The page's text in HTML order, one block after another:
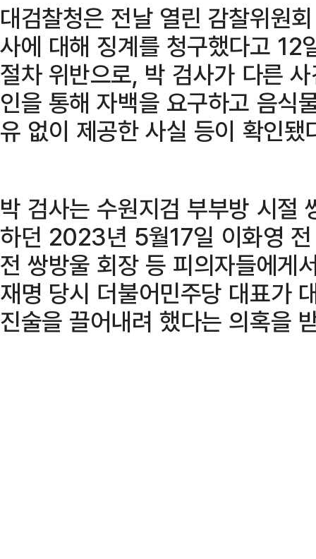
대검찰청은 전날 열린 감찰위원
사에 대해 징계를 청구했다고 12
절차 위반으로, 박 검사가 다른
인을 통해 자백을 요구하고 음식
유 없이 제공한 사실 등이 확인
박 검사는 수원지검 부부방 시절
하던 2023년 5월17일 이화영
전 쌍방울 회장 등 피의자들에게
재명 당시 더불어민주당 대표가
진술을 끌어내려 했다는 의혹을